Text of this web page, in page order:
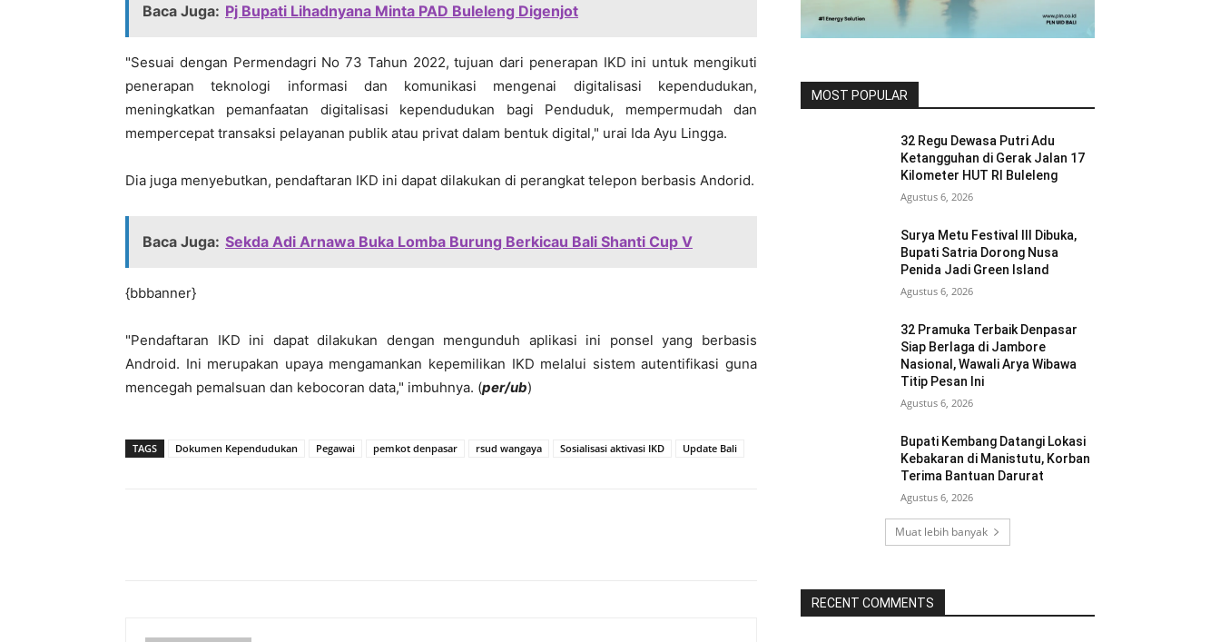
Baca Juga: Pj Bupati Lihadnyana Minta PAD Buleleng Digenjot
"Sesuai dengan Permendagri No 73 Tahun 2022, tujuan dari penerapan IKD ini untuk mengikuti
penerapan teknologi informasi dan komunikasi mengenai digitalisasi kependudukan,
meningkatkan pemanfaatan digitalisasi kependudukan bagi Penduduk, mempermudah dan
mempercepat transaksi pelayanan publik atau privat dalam bentuk digital," urai Ida Ayu Lingga.
Dia juga menyebutkan, pendaftaran IKD ini dapat dilakukan di perangkat telepon berbasis Andorid.
Baca Juga: Sekda Adi Arnawa Buka Lomba Burung Berkicau Bali Shanti Cup V
{bbbanner}
"Pendaftaran IKD ini dapat dilakukan dengan mengunduh aplikasi ini ponsel yang berbasis
Android. Ini merupakan upaya mengamankan kepemilikan IKD melalui sistem autentifikasi guna
mencegah pemalsuan dan kebocoran data," imbuhnya. (per/ub)
TAGS Dokumen Kependudukan Pegawai pemkot denpasar rsud wangaya Sosialisasi aktivasi IKD Update Bali
MOST POPULAR
32 Regu Dewasa Putri Adu
Ketangguhan di Gerak Jalan 17
Kilometer HUT RI Buleleng
Agustus 6, 2026
Surya Metu Festival III Dibuka,
Bupati Satria Dorong Nusa
Penida Jadi Green Island
Agustus 6, 2026
32 Pramuka Terbaik Denpasar
Siap Berlaga di Jambore
Nasional, Wawali Arya Wibawa
Titip Pesan Ini
Agustus 6, 2026
Bupati Kembang Datangi Lokasi
Kebakaran di Manistutu, Korban
Terima Bantuan Darurat
Agustus 6, 2026
Muat lebih banyak
RECENT COMMENTS